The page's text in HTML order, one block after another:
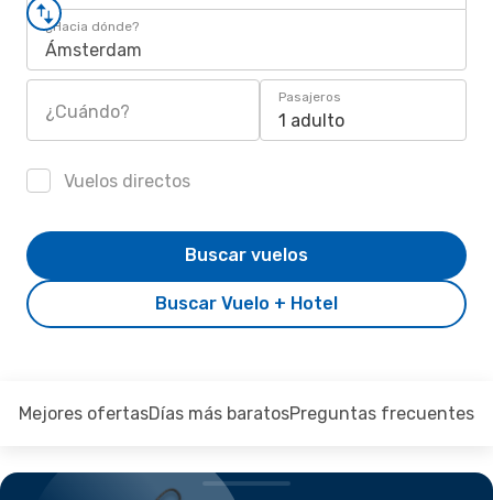
¿Hacia dónde?
Ámsterdam
¿Cuándo?
Pasajeros
1 adulto
Vuelos directos
Buscar Vuelo + Hotel
Buscar vuelos
Mejores ofertasDías más baratosPreguntas frecuentes